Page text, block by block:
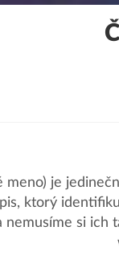
meno) je
ktorý
nemusíme si ich